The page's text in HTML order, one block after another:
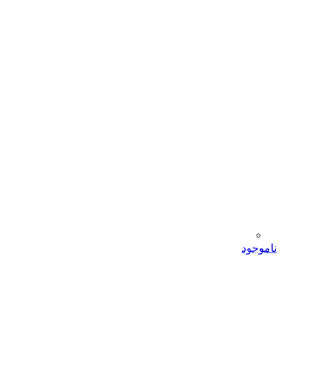
ناموجود